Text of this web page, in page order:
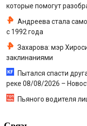
которые помогут
Андреева стала
с 1992 года
Захарова: мэр
заклинаниями
Пытался спасти
реке 08/08/2026 –
Пьяного водителя